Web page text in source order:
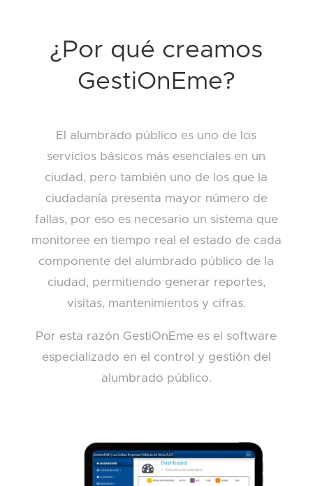
¿Por qué creamos
GestiOnEme?
El alumbrado público es uno de los
servicios básicos más esenciales en un
ciudad, pero también uno de los que la
ciudadanía presenta mayor número de
fallas, por eso es necesario un sistema que
monitoree en tiempo real el estado de cada
componente del alumbrado público de la
ciudad, permitiendo generar reportes,
visitas, mantenimientos y cifras.
Por esta razón GestiOnEme es el software
especializado en el control y gestión del
alumbrado público.